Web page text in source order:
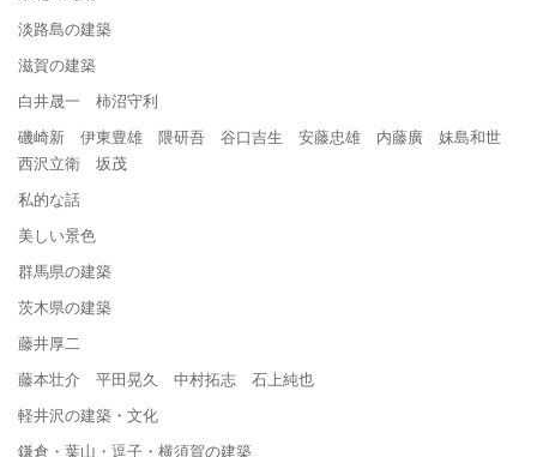
淡路島の建築
滋賀の建築
白井晟一 柿沼守利
磯崎新 伊東豊雄 隈研吾 谷口吉生 安藤忠雄 内藤廣 妹島和世
西沢立衛 坂茂
私的な話
美しい景色
群馬県の建築
茨木県の建築
藤井厚二
藤本壮介 平田晃久 中村拓志 石上純也
軽井沢の建築・文化
鎌倉・葉山・逗子・横須賀の建築